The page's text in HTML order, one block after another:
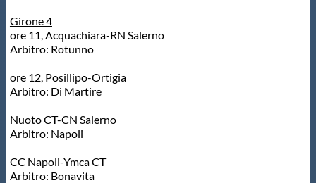
Intranet
Webmail
Mappa del sito
Girone 4
ore 11, Acquachiara-RN Salerno
Arbitro: Rotunno
ore 12, Posillipo-Ortigia
Arbitro: Di Martire
Nuoto CT-CN Salerno
Arbitro: Napoli
CC Napoli-Ymca CT
Arbitro: Bonavita